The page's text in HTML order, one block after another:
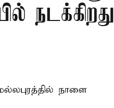
நடக்கிறது
நாளை